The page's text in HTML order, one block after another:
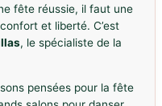
fête réussie, il faut une
et liberté. C’est
, le spécialiste de la
pensées pour la fête